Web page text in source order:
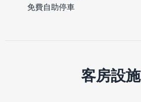
免費自助停車
客房設施